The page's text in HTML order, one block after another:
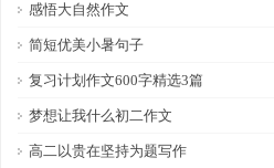
感悟大自然作文
简短优美小暑句子
复习计划作文600字精选3篇
梦想让我什么初二作文
高二以贵在坚持为题写作